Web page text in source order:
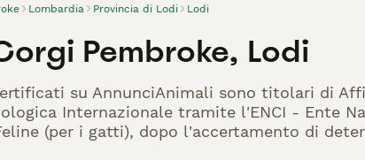
Lombardia Provincia di Lodi Lodi
Pembroke, Lodi
su AnnunciAnimali sono titolari di
Internazionale tramite l'ENCI - Ente
(per i gatti), dopo l'accertamento di